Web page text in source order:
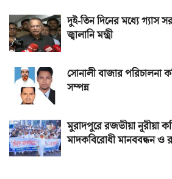
দুই-তিন দিনের মধ্যে গ্যাস
জ্বালানি মন্ত্রী
সোনালী বাজার পরিচালনা
সম্পন্ন
মুরাদপুরে রজভীয়া নূরীয়া
মাদকবিরোধী মানববন্ধন ও